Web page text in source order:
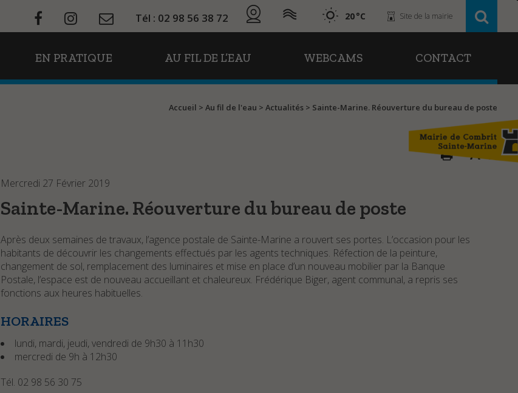
Tél : 02 98 56 38 72 20 Site de la mairie
EN PRATIQUE AU FIL DE L’EAU WEBCAMS CONTACT
Accueil >Au fil de l'eau >Actualités > Sainte-Marine. Réouverture du bureau de poste
A A
Mercredi 27 Février 2019
Sainte-Marine. Réouverture du bureau de poste
Après deux semaines de travaux, l’agence postale de Sainte-Marine a rouvert ses portes. L’occasion pour les
habitants de découvrir les changements effectués par les agents techniques. Réfection de la peinture,
changement de sol, remplacement des luminaires et mise en place d’un nouveau mobilier par la Banque
Postale, l’espace est de nouveau accueillant et chaleureux. Frédérique Biger, agent communal, a repris ses
fonctions aux heures habituelles.
HORAIRES
lundi, mardi, jeudi, vendredi de 9h30 à 11h30
mercredi de 9h à 12h30
Tél. 02 98 56 30 75